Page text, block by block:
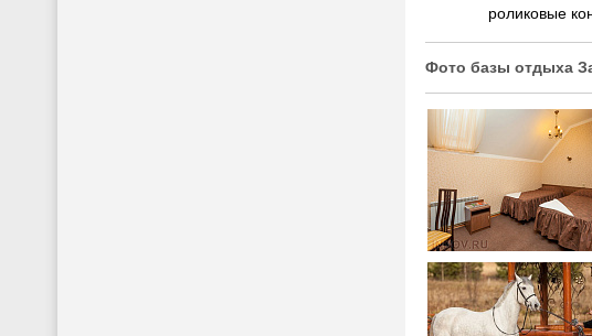
роликовые
Фото базы отдыха